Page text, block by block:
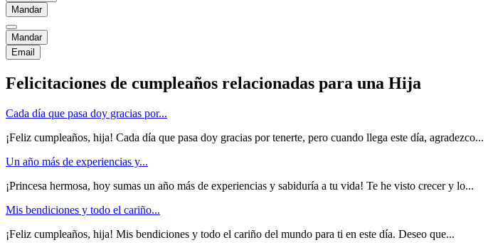
Mandar
Mandar
Email
Felicitaciones de cumpleaños relacionadas para una Hija
Cada día que pasa doy gracias por...
¡Feliz cumpleaños, hija! Cada día que pasa doy gracias por tenerte, pero cuando llega este día, agradezco...
Un año más de experiencias y...
¡Princesa hermosa, hoy sumas un año más de experiencias y sabiduría a tu vida! Te he visto crecer y lo...
Mis bendiciones y todo el cariño...
¡Feliz cumpleaños, hija! Mis bendiciones y todo el cariño del mundo para ti en este día. Deseo que...